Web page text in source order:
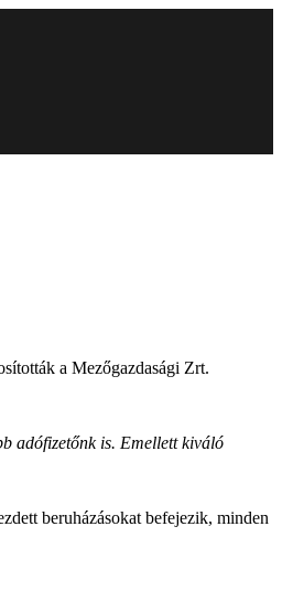
a Mezőgazdasági Zrt.
adófizetőnk is. Emellett kiváló
beruházásokat befejezik, minden